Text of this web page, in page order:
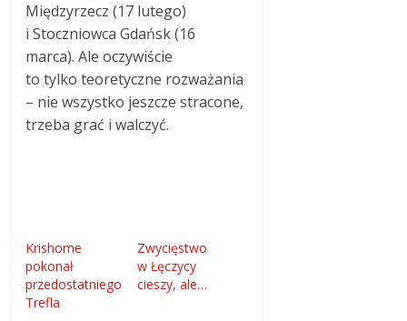
Międzyrzecz (17 lutego)
i Stoczniowca Gdańsk (16
marca). Ale oczywiście
to tylko teoretyczne rozważania
– nie wszystko jeszcze stracone,
trzeba grać i walczyć.
Krishome
pokonał
przedostatniego
Trefla
Zwycięstwo
w Łęczycy
cieszy, ale…